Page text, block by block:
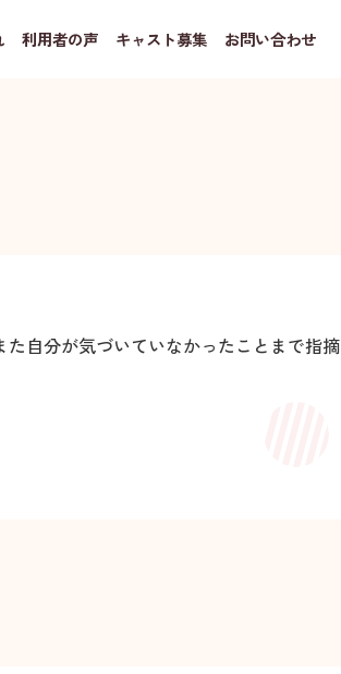
利用者の声 キャスト募集 お問い合わせ
自分が気づいていなかったことまで指摘